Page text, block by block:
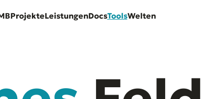
ProjekteLeistungenDocsToolsWelten